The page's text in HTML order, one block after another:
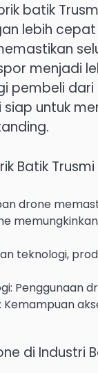
batik
lebih
menjadi
pembeli
siap untuk
Batik
drone
teknologi,
di Industri